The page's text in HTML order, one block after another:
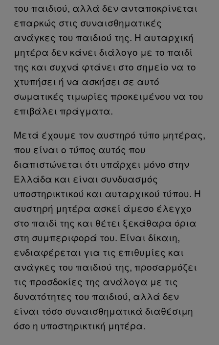
του παιδιού, αλλά δεν ανταποκρίνεται
επαρκώς στις συναισθηματικές
ανάγκες του παιδιού της. Η αυταρχική
μητέρα δεν κάνει διάλογο με το παιδί
της και συχνά φτάνει στο σημείο να το
χτυπήσει ή να ασκήσει σε αυτό
σωματικές τιμωρίες προκειμένου να του
επιβάλει πράγματα.
Μετά έχουμε τον αυστηρό τύπο μητέρας,
που είναι ο τύπος αυτός που
διαπιστώνεται ότι υπάρχει μόνο στην
Ελλάδα και είναι συνδυασμός
υποστηρικτικού και αυταρχικού τύπου. Η
αυστηρή μητέρα ασκεί άμεσο έλεγχο
στο παιδί της και θέτει ξεκάθαρα όρια
στη συμπεριφορά του. Είναι δίκαιη,
ενδιαφέρεται για τις επιθυμίες και
ανάγκες του παιδιού της, προσαρμόζει
τις προσδοκίες της ανάλογα με τις
δυνατότητες του παιδιού, αλλά δεν
είναι τόσο συναισθηματικά διαθέσιμη
όσο η υποστηρικτική μητέρα.